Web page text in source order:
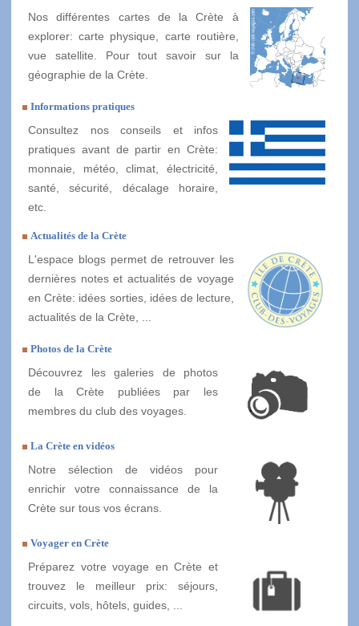
Nos différentes cartes de la Crète à
explorer: carte physique, carte routière,
vue satellite. Pour tout savoir sur la
géographie de la Crète.
Informations pratiques
Consultez nos conseils et infos
pratiques avant de partir en Crète:
monnaie, météo, climat, électricité,
santé, sécurité, décalage horaire,
etc.
Actualités de la Crète
L'espace blogs permet de retrouver les
dernières notes et actualités de voyage
en Crète: idées sorties, idées de lecture,
actualités de la Crète, ...
Photos de la Crète
Découvrez les galeries de photos
de la Crète publiées par les
membres du club des voyages.
La Crète en vidéos
Notre sélection de vidéos pour
enrichir votre connaissance de la
Crète sur tous vos écrans.
Voyager en Crète
Préparez votre voyage en Crète et
trouvez le meilleur prix: séjours,
circuits, vols, hôtels, guides, ...